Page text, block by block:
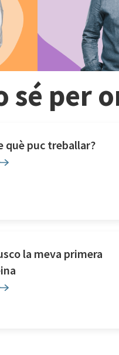
per
què puc treballar?
la meva primera